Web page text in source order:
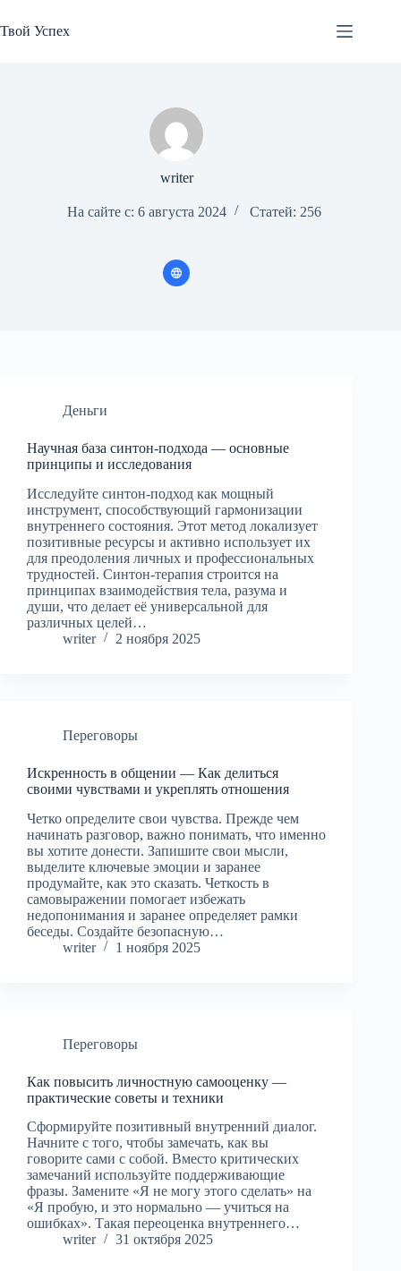
к
сути
Твой Успех
writer
На сайте с: 6 августа 2024 Статей: 256
Деньги
Научная база синтон-подхода — основные
принципы и исследования
Исследуйте синтон-подход как мощный
инструмент, способствующий гармонизации
внутреннего состояния. Этот метод локализует
позитивные ресурсы и активно использует их
для преодоления личных и профессиональных
трудностей. Синтон-терапия строится на
принципах взаимодействия тела, разума и
души, что делает её универсальной для
различных целей…
writer
2 ноября 2025
Переговоры
Искренность в общении — Как делиться
своими чувствами и укреплять отношения
Четко определите свои чувства. Прежде чем
начинать разговор, важно понимать, что именно
вы хотите донести. Запишите свои мысли,
выделите ключевые эмоции и заранее
продумайте, как это сказать. Четкость в
самовыражении помогает избежать
недопонимания и заранее определяет рамки
беседы. Создайте безопасную…
writer
1 ноября 2025
Переговоры
Как повысить личностную самооценку —
практические советы и техники
Сформируйте позитивный внутренний диалог.
Начните с того, чтобы замечать, как вы
говорите сами с собой. Вместо критических
замечаний используйте поддерживающие
фразы. Замените «Я не могу этого сделать» на
«Я пробую, и это нормально — учиться на
ошибках». Такая переоценка внутреннего…
writer
31 октября 2025